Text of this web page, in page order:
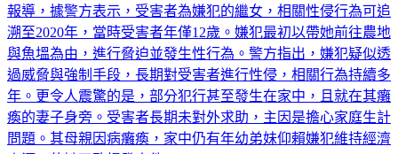
女，甚至導致對方懷孕，已遭警方逮捕並移送偵辦。印尼媒體
報導，據警方表示，受害者為嫌犯的繼女，相關性侵行為可追
溯至2020年，當時受害者年僅12歲。嫌犯最初以帶她前往農地
與魚塭為由，進行脅迫並發生性行為。警方指出，嫌犯疑似透
過威脅與強制手段，長期對受害者進行性侵，相關行為持續多
年。更令人震驚的是，部分犯行甚至發生在家中，且就在其癱
瘓的妻子身旁。受害者長期未對外求助，主因是擔心家庭生計